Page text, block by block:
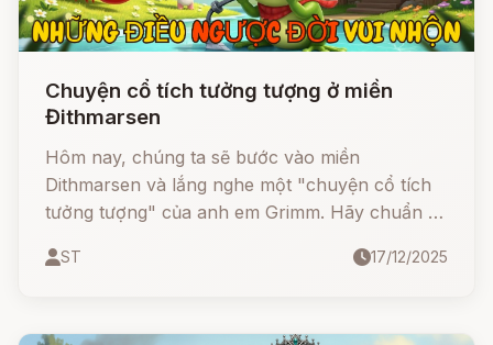
Chuyện cổ tích tưởng tượng ở miền
Đithmarsen
Hôm nay, chúng ta sẽ bước vào miền
Dithmarsen và lắng nghe một "chuyện cổ tích
tưởng tượng" của anh em Grimm. Hãy chuẩn bị
ngược lại mọi quy luật tự nhiên!
ST 17/12/2025